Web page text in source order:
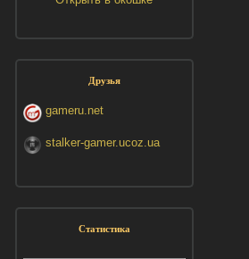
Друзья
gameru.net
stalker-gamer.ucoz.ua
Статистика